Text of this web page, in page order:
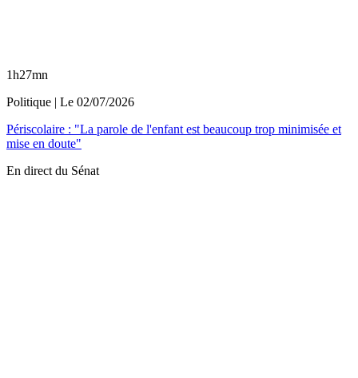
1h27mn
Politique | Le 02/07/2026
Périscolaire : "La parole de l'enfant est beaucoup trop minimisée et
mise en doute"
En direct du Sénat